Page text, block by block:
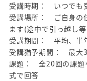
受講時期： いつでも
受講場所： ご自身の
ます(途中で引っ越し
受講期間： 平均、半
受講猶予期間： 最大
課題： 全20回の課題
式で回答